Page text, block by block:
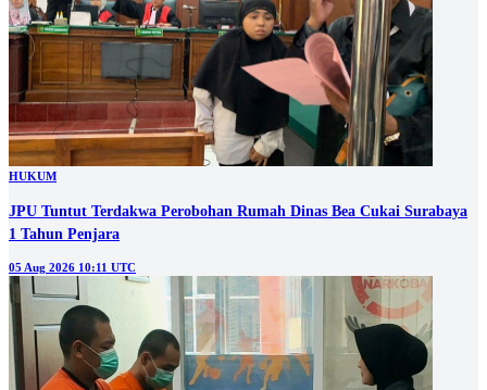
HUKUM
JPU Tuntut Terdakwa Perobohan Rumah Dinas Bea Cukai Surabaya
1 Tahun Penjara
05 Aug 2026 10:11 UTC